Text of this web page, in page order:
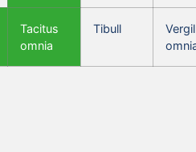
Tacitus
omnia
Tibull
Vergil